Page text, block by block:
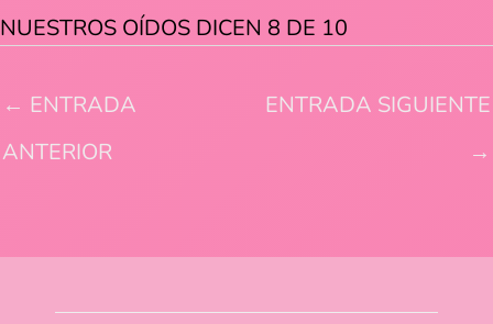
NUESTROS OÍDOS DICEN 8 DE 10
← ENTRADA
ANTERIOR
ENTRADA SIGUIENTE
→